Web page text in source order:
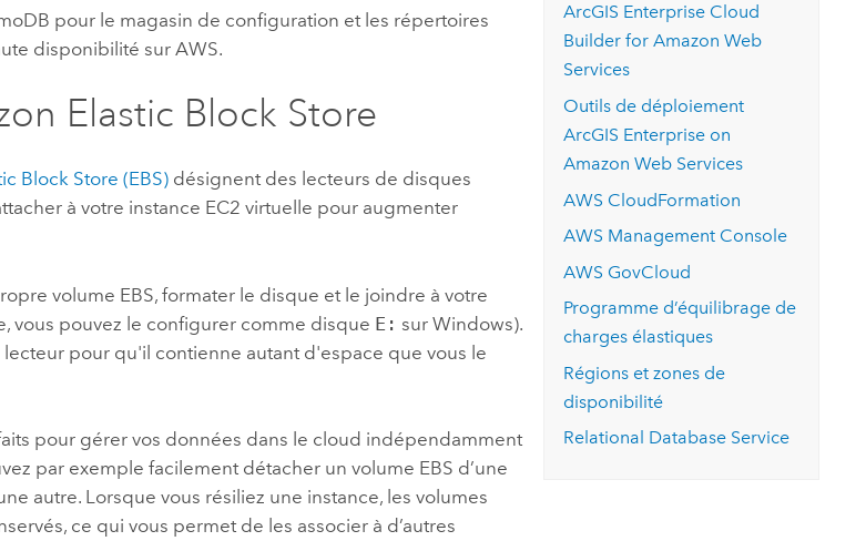
pour le magasin de configuration et les répertoires
disponibilité surAWS.
Elastic Block Store
Block Store (EBS) désignent des lecteurs de disques
à votre instance EC2 virtuelle pour augmenter
volume EBS, formater le disque et le joindre à votre
vous pouvez le configurer comme disque E: surWindows).
pour qu'il contienne autant d'espace que vous le
pour gérer vos données dans le cloud indépendamment
par exemple facilement détacher un volume EBS d’une
autre. Lorsque vous résiliez une instance, les volumes
ce qui vous permet de les associer à d’autres
ArcGIS Enterprise Cloud
Builder for Amazon Web
Services
Outils de déploiement
ArcGIS Enterprise on
Amazon Web Services
AWS CloudFormation
AWS Management Console
AWS GovCloud
Programme d’équilibrage de
charges élastiques
Régions et zones de
disponibilité
Relational Database Service